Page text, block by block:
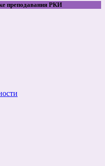
преподавания РКИ